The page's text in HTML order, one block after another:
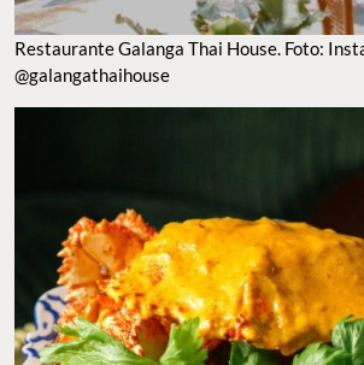
RESTAURANTE GALANGA THAI HOUSE. FOTO: